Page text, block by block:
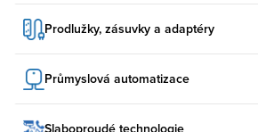
Prodlužky, zásuvky a adaptéry
Průmyslová automatizace
Slaboproudé technologie